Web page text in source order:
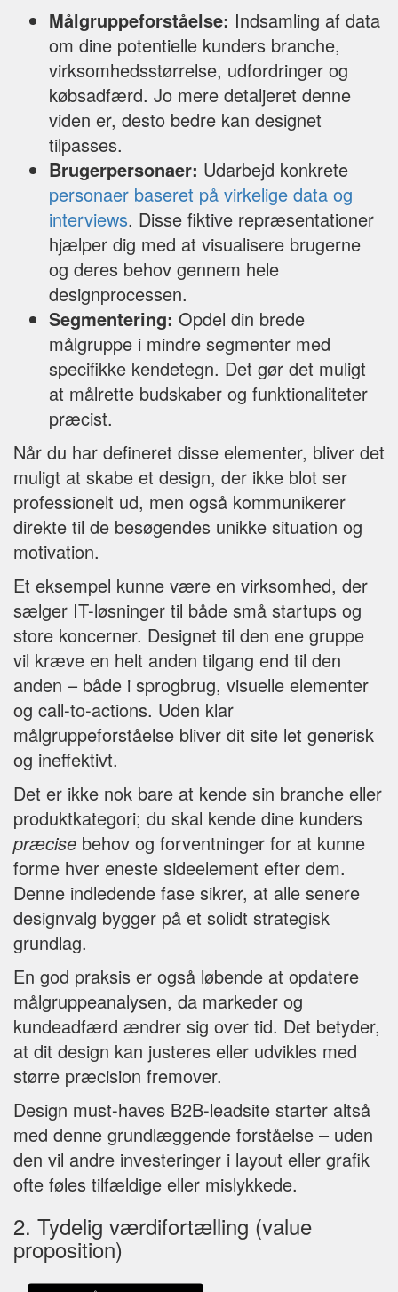
Målgruppeforståelse: Indsamling af data
om dine potentielle kunders branche,
virksomhedsstørrelse, udfordringer og
købsadfærd. Jo mere detaljeret denne
viden er, desto bedre kan designet
tilpasses.
Brugerpersonaer: Udarbejd konkrete
personaer baseret på virkelige data og
interviews. Disse fiktive repræsentationer
hjælper dig med at visualisere brugerne
og deres behov gennem hele
designprocessen.
Segmentering: Opdel din brede
målgruppe i mindre segmenter med
specifikke kendetegn. Det gør det muligt
at målrette budskaber og funktionaliteter
præcist.
Når du har defineret disse elementer, bliver det
muligt at skabe et design, der ikke blot ser
professionelt ud, men også kommunikerer
direkte til de besøgendes unikke situation og
motivation.
Et eksempel kunne være en virksomhed, der
sælger IT-løsninger til både små startups og
store koncerner. Designet til den ene gruppe
vil kræve en helt anden tilgang end til den
anden – både i sprogbrug, visuelle elementer
og call-to-actions. Uden klar
målgruppeforståelse bliver dit site let generisk
og ineffektivt.
Det er ikke nok bare at kende sin branche eller
produktkategori; du skal kende dine kunders
præcise behov og forventninger for at kunne
forme hver eneste sideelement efter dem.
Denne indledende fase sikrer, at alle senere
designvalg bygger på et solidt strategisk
grundlag.
En god praksis er også løbende at opdatere
målgruppeanalysen, da markeder og
kundeadfærd ændrer sig over tid. Det betyder,
at dit design kan justeres eller udvikles med
større præcision fremover.
Design must-haves B2B-leadsite starter altså
med denne grundlæggende forståelse – uden
den vil andre investeringer i layout eller grafik
ofte føles tilfældige eller mislykkede.
2. Tydelig værdifortælling (value
proposition)